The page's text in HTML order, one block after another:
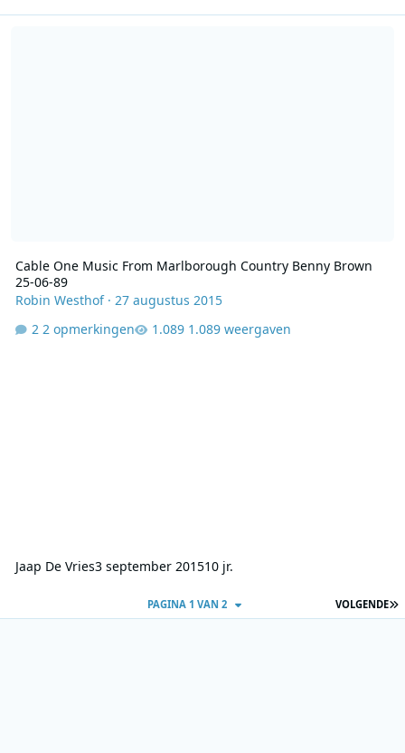
Cable One Music From Marlborough Country Benny Brown
25-06-89
Robin Westhof· 27 augustus 2015
2 opmerkingen
1.089 weergaven
Jaap De Vries3 september 201510 jr.
VOLGENDE
PAGINA 1 VAN 2